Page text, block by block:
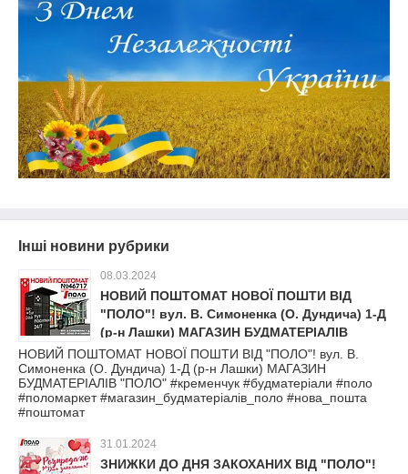
Інші новини рубрики
08.03.2024
НОВИЙ ПОШТОМАТ НОВОЇ ПОШТИ ВІД
"ПОЛО"! вул. В. Симоненка (О. Дундича) 1-Д
(р-н Лашки) МАГАЗИН БУДМАТЕРІАЛІВ
"ПОЛО" #кременчук #будматеріали #поло
#поломаркет #магазин_будматеріалів_поло
#нова_пошта #поштомат
НОВИЙ ПОШТОМАТ НОВОЇ ПОШТИ ВІД "ПОЛО"! вул. В.
Симоненка (О. Дундича) 1-Д (р-н Лашки) МАГАЗИН
БУДМАТЕРІАЛІВ "ПОЛО" #кременчук #будматеріали #поло
#поломаркет #магазин_будматеріалів_поло #нова_пошта
#поштомат
31.01.2024
ЗНИЖКИ ДО ДНЯ ЗАКОХАНИХ ВІД "ПОЛО"!